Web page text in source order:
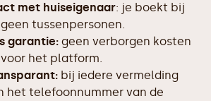
met huiseigenaar: je boekt bij
tussenpersonen.
garantie: geen verborgen kosten
het platform.
bij iedere vermelding
het telefoonnummer van de